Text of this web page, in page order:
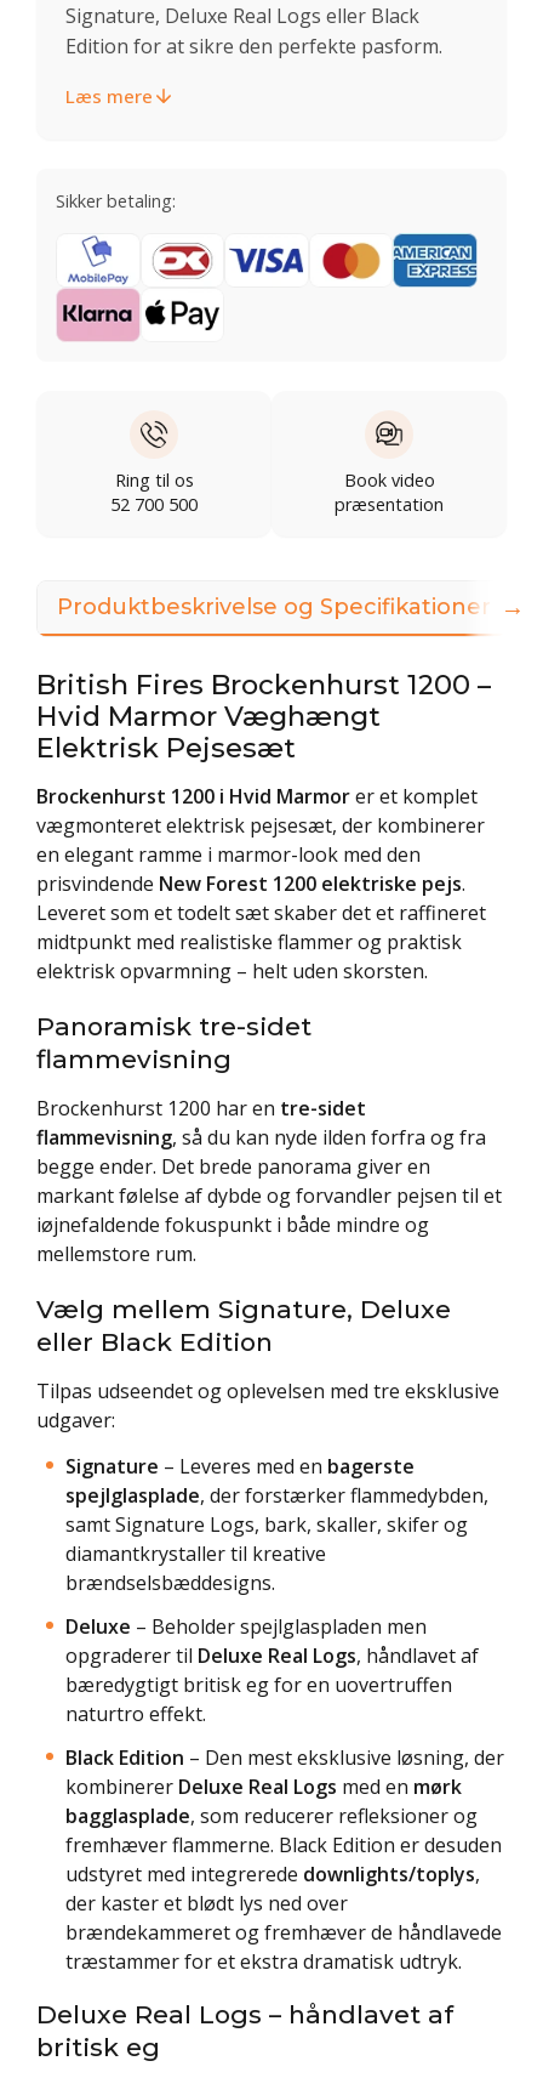
Signature, Deluxe Real Logs eller Black
Edition for at sikre den perfekte pasform.
Læs mere
Sikker betaling:
Ring til os
52 700 500
Book video
præsentation
Produktbeskrivelse og Specifikationer
British Fires Brockenhurst 1200 –
Hvid Marmor Væghængt
Elektrisk Pejsesæt
Brockenhurst 1200 i Hvid Marmorer et komplet
vægmonteret elektrisk pejsesæt, der kombinerer
en elegant ramme i marmor-look med den
prisvindende New Forest 1200 elektriske pejs.
Leveret som et todelt sæt skaber det et raffineret
midtpunkt med realistiske flammer og praktisk
elektrisk opvarmning – helt uden skorsten.
Panoramisk tre-sidet
flammevisning
Brockenhurst 1200 har en tre-sidet
flammevisning, så du kan nyde ilden forfra og fra
begge ender. Det brede panorama giver en
markant følelse af dybde og forvandler pejsen til et
iøjnefaldende fokuspunkt i både mindre og
mellemstore rum.
Vælg mellem Signature, Deluxe
eller Black Edition
Tilpas udseendet og oplevelsen med tre eksklusive
udgaver:
Signature – Leveres med en bagerste
spejlglasplade, der forstærker flammedybden,
samt Signature Logs, bark, skaller, skifer og
diamantkrystaller til kreative
brændselsbæddesigns.
Deluxe – Beholder spejlglaspladen men
opgraderer til Deluxe Real Logs, håndlavet af
bæredygtigt britisk eg for en uovertruffen
naturtro effekt.
Black Edition – Den mest eksklusive løsning, der
kombinerer Deluxe Real Logs med en mørk
bagglasplade, som reducerer refleksioner og
fremhæver flammerne. Black Edition er desuden
udstyret med integrerede downlights/toplys,
der kaster et blødt lys ned over
brændekammeret og fremhæver de håndlavede
træstammer for et ekstra dramatisk udtryk.
Deluxe Real Logs – håndlavet af
britisk eg
→